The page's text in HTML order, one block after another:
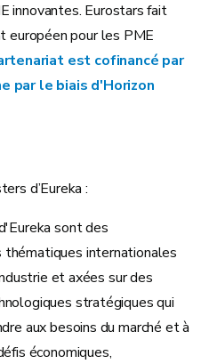
innovantes. Eurostars fait
européen pour les PME
est cofinancé par
par le biais d'Horizon
d’Eureka :
sont des
thématiques internationales
et axées sur des
stratégiques qui
aux besoins du marché et à
économiques,